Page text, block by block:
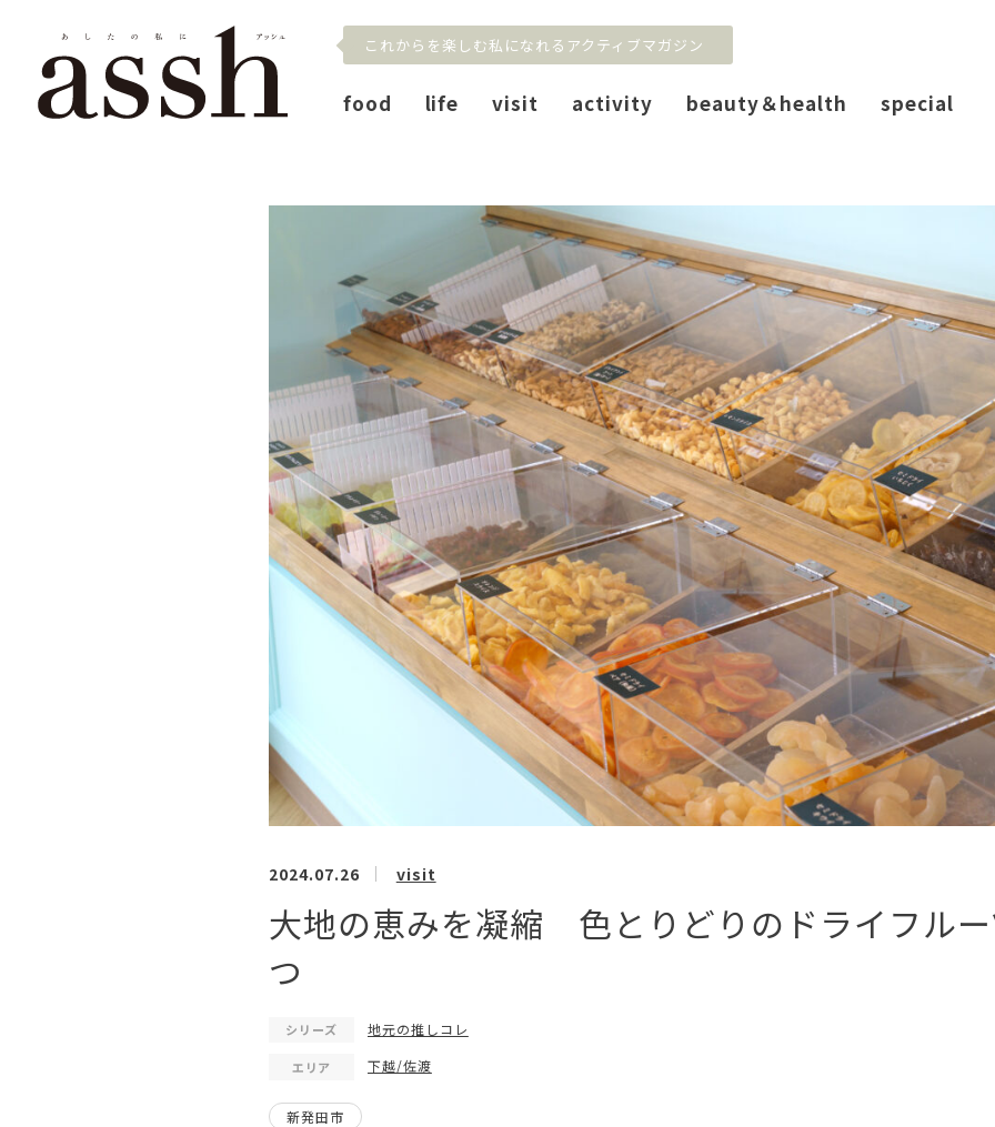
これからを楽しむ私になれるアクティブマガジン
food life visit activity beauty＆health special
2024.07.26 visit
大地の恵みを凝縮 色とりどりのドライフル
つ
シリーズ 地元の推しコレ
エリア 下越/佐渡
新発田市